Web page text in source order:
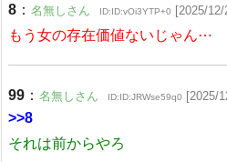
8 ： 名無しさん ID:ID:vOi3YTP+0 [2025/
もう女の存在価値ないじゃん⋯
99 ： 名無しさん ID:ID:JRWse59q0 [2025/
>>8
それは前からやろ